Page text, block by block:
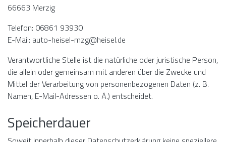
66663 Merzig
Telefon: 06861 93930
E-Mail: auto-heisel-mzg@heisel.de
Verantwortliche Stelle ist die natürliche oder juristische Person,
die allein oder gemeinsam mit anderen über die Zwecke und
Mittel der Verarbeitung von personenbezogenen Daten (z. B.
Namen, E-Mail-Adressen o. Ä.) entscheidet.
Speicherdauer